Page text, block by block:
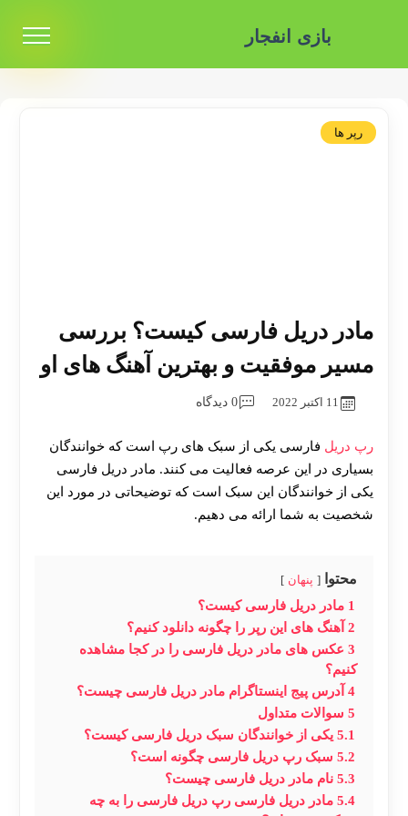
بازی انفجار
رپر ها
مادر دریل فارسی کیست؟ بررسی
مسیر موفقیت و بهترین آهنگ های او
11 اکتبر 2022 0 دیدگاه
رپ دریل فارسی یکی از سبک های رپ است که خوانندگان
بسیاری در این عرصه فعالیت می کنند. مادر دریل فارسی
یکی از خوانندگان این سبک است که توضیحاتی در مورد این
شخصیت به شما ارائه می دهیم.
محتوا پنهان
1 مادر دریل فارسی کیست؟
2 آهنگ های این رپر را چگونه دانلود کنیم؟
3 عکس های مادر دریل فارسی را در کجا مشاهده
کنیم؟
4 آدرس پیج اینستاگرام مادر دریل فارسی چیست؟
5 سوالات متداول
5.1 یکی از خوانندگان سبک دریل فارسی کیست؟
5.2 سبک رپ دریل فارسی چگونه است؟
5.3 نام مادر دریل فارسی چیست؟
5.4 مادر دریل فارسی رپ دریل فارسی را به چه